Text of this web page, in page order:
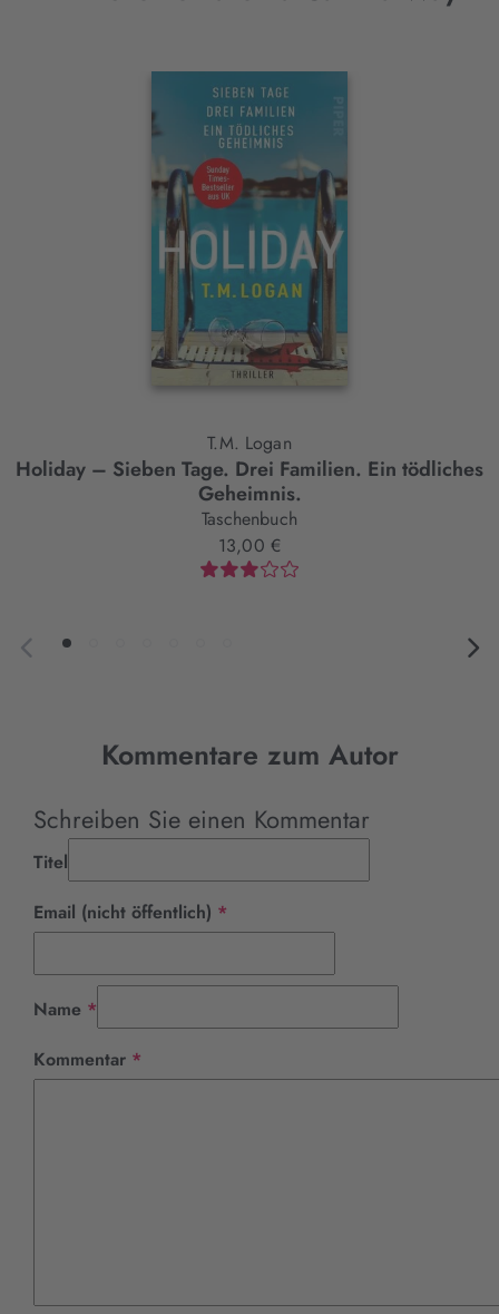
T.M. Logan
Holiday – Sieben Tage. Drei Familien. Ein tödliches
Geheimnis.
Taschenbuch
13,00 €
Kommentare zum Autor
Schreiben Sie einen Kommentar
Titel
Email (nicht öffentlich) *
Name *
Kommentar *